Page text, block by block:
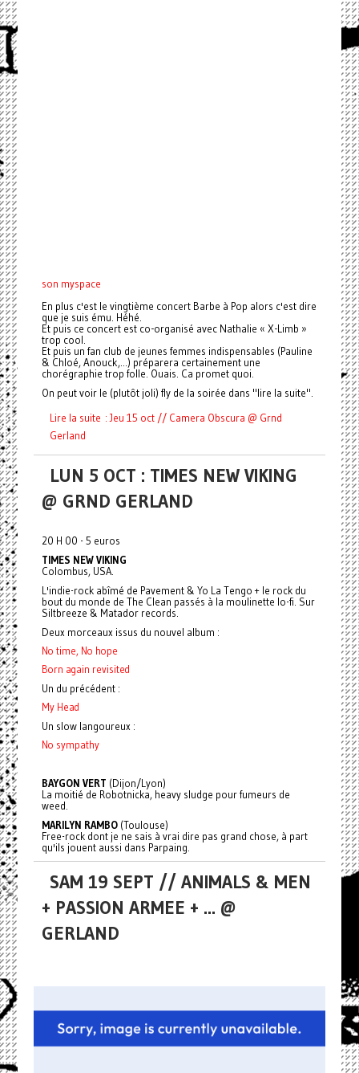
son myspace
En plus c'est le vingtième concert Barbe à Pop alors c'est dire
que je suis ému. Héhé.
Et puis ce concert est co-organisé avec Nathalie « X-Limb »
trop cool.
Et puis un fan club de jeunes femmes indispensables (Pauline
& Chloé, Anouck,...) préparera certainement une
chorégraphie trop folle. Ouais. Ca promet quoi.
On peut voir le (plutôt joli) fly de la soirée dans "lire la suite".
Lire la suite : Jeu 15 oct // Camera Obscura @ Grnd
Gerland
LUN 5 OCT : TIMES NEW VIKING
@ GRND GERLAND
20 H 00 - 5 euros
TIMES NEW VIKING
Colombus, USA.
L'indie-rock abîmé de Pavement & Yo La Tengo + le rock du
bout du monde de The Clean passés à la moulinette lo-fi. Sur
Siltbreeze & Matador records.
Deux morceaux issus du nouvel album :
No time, No hope
Born again revisited
Un du précédent :
My Head
Un slow langoureux :
No sympathy
BAYGON VERT (Dijon/Lyon)
La moitié de Robotnicka, heavy sludge pour fumeurs de
weed.
MARILYN RAMBO(Toulouse)
Free-rock dont je ne sais à vrai dire pas grand chose, à part
qu'ils jouent aussi dans Parpaing.
SAM 19 SEPT // ANIMALS & MEN
+ PASSION ARMEE + ... @
GERLAND